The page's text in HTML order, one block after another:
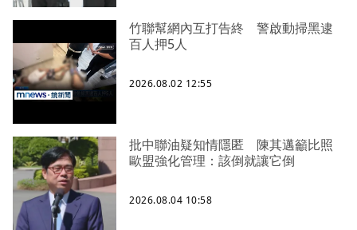
竹聯幫網內互打告終 警啟動掃黑逮
百人押5人
2026.08.02 12:55
批中聯油疑知情隱匿 陳其邁籲比照
歐盟強化管理：該倒就讓它倒
2026.08.04 10:58